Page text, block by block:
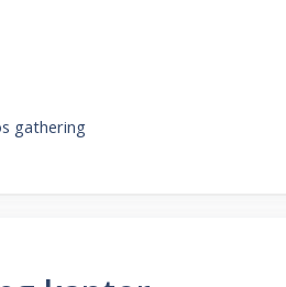
gathering